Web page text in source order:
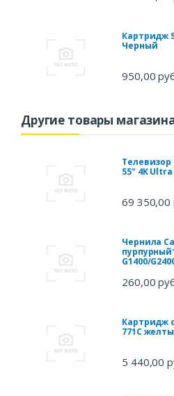
Картридж
Черный
950,00
Другие товары
Телевизор
55" 4K Ultra
69 350,00
Чернила
G1400/
260,00
Картридж
771C
5 440,00